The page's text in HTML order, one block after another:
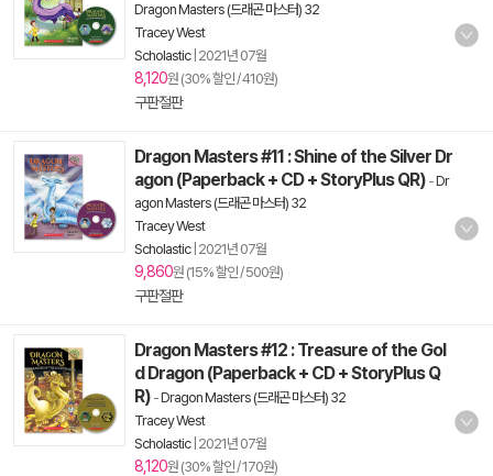
Dragon Masters (드래곤 마스터) 32
Tracey West
Scholastic| 2021년 07월
8,120원 (30% 할인 / 410원)
구판절판
Dragon Masters #11 : Shine of the Silver Dr
agon (Paperback + CD + StoryPlus QR) -Dr
agon Masters (드래곤 마스터) 32
Tracey West
Scholastic| 2021년 07월
9,860원 (15% 할인 / 500원)
구판절판
Dragon Masters #12 : Treasure of the Gol
d Dragon (Paperback + CD + StoryPlus Q
R) -Dragon Masters (드래곤 마스터) 32
Tracey West
Scholastic| 2021년 07월
8,120원 (30% 할인 / 170원)